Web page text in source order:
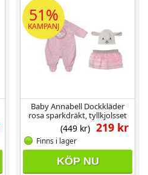
51%
KAMPANJ
Baby Annabell Dockkläder
rosa sparkdräkt, tyllkjolsset
39-46 cm
219 kr
(449 kr)
Finns i lager
KÖP NU